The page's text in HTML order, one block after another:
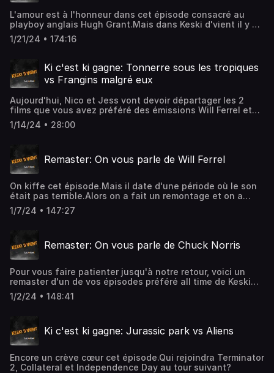
L'amour est à l'honneur dans cet épisode consacré au
playboy anglais Hugh Grant.Mais dans Keski d'vient il y a
de gros bourrus qui n'aiment pas tellement parce que,
faut l'avouer, ils n'ont pas d'âmes.Aujourd'hui, 4 mariages
d'autres.
1/21/24 • 174:16
Ki c'est ki gagne: Tonnerre sous les tropiques
vs Frangins malgré eux
Aujourd'hui, Nico et Jess vont devoir départager les 2
films que vous avez préféré des émissions Will Ferrel et
Ben Stiller.2 Chefs d'oeuvres de l'absurde.Qui rejoindra
Terminator 2, Collateral, Independence Day et Jurassik
1/14/24 • 28:00
Remaster: On vous parle de Will Ferrel
On kiffe cet épisode.Mais il date d'une période où le son
était pas terrible.Alors on a fait un remontage et on a
remasterisé tout ça pour vous offrir une bonne écoute en
attendant la suite de la saison 4.
1/7/24 • 147:27
Remaster: On vous parle de Chuck Norris
Pour vous faire patienter jusqu'à notre retour, voici un
remaster d'un de vos épisodes préféré all time de Keski
d'vient.Julien de Nanarland est venu apporter sa science
dans cet épisode parce que pour parler de Chuck Norris,
de la saison 4 et on espère que cet épisode, vous aller le
découvrir ou le redécouvrir avec plaisir.
1/2/24 • 148:41
Ki c'est ki gagne: Jurassic park vs Aliens
Encore un crève cœur cet épisode.Qui rejoindra Terminator
2, Collateral et Independence Day au tour suivant?